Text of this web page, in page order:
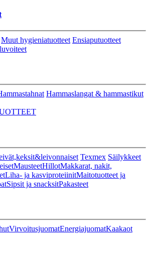
Muut hygieniatuotteet Ensiaputuotteet
Hammaslangat & hammastikut
Texmex Säilykkeet
MausteetHillotMakkarat, nakit,
Liha- ja kasviproteiinitMaitotuotteet ja
Sipsit ja snacksitPakasteet
VirvoitusjuomatEnergiajuomatKaakaot